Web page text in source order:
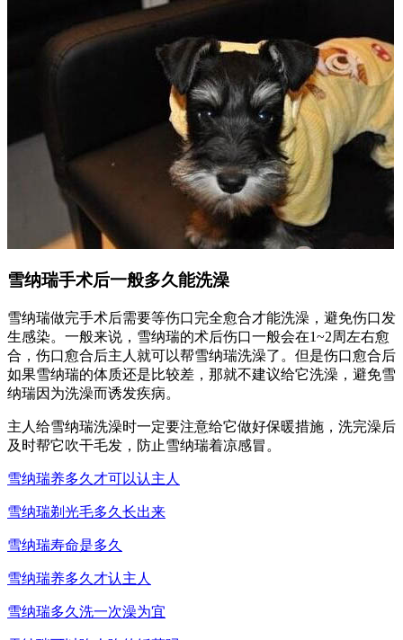
雪纳瑞手术后一般多久能洗澡
雪纳瑞做完手术后需要等伤口完全愈合才能洗澡，避免伤口发
生感染。一般来说，雪纳瑞的术后伤口一般会在1~2周左右愈
合，伤口愈合后主人就可以帮雪纳瑞洗澡了。但是伤口愈合后
如果雪纳瑞的体质还是比较差，那就不建议给它洗澡，避免雪
纳瑞因为洗澡而诱发疾病。
主人给雪纳瑞洗澡时一定要注意给它做好保暖措施，洗完澡后
及时帮它吹干毛发，防止雪纳瑞着凉感冒。
雪纳瑞养多久才可以认主人
雪纳瑞剃光毛多久长出来
雪纳瑞寿命是多久
雪纳瑞养多久才认主人
雪纳瑞多久洗一次澡为宜